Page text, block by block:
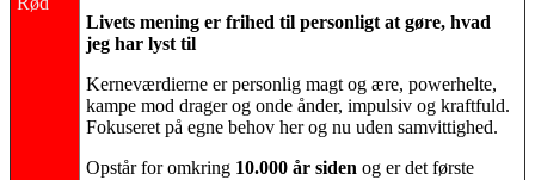
Livets mening er frihed til personligt at gøre, hvad
jeg har lyst til
Kerneværdierne er personlig magt og ære, powerhelte,
kampe mod drager og onde ånder, impulsiv og kraftfuld.
Fokuseret på egne behov her og nu uden samvittighed.
Opstår for omkring 10.000 år siden og er det første